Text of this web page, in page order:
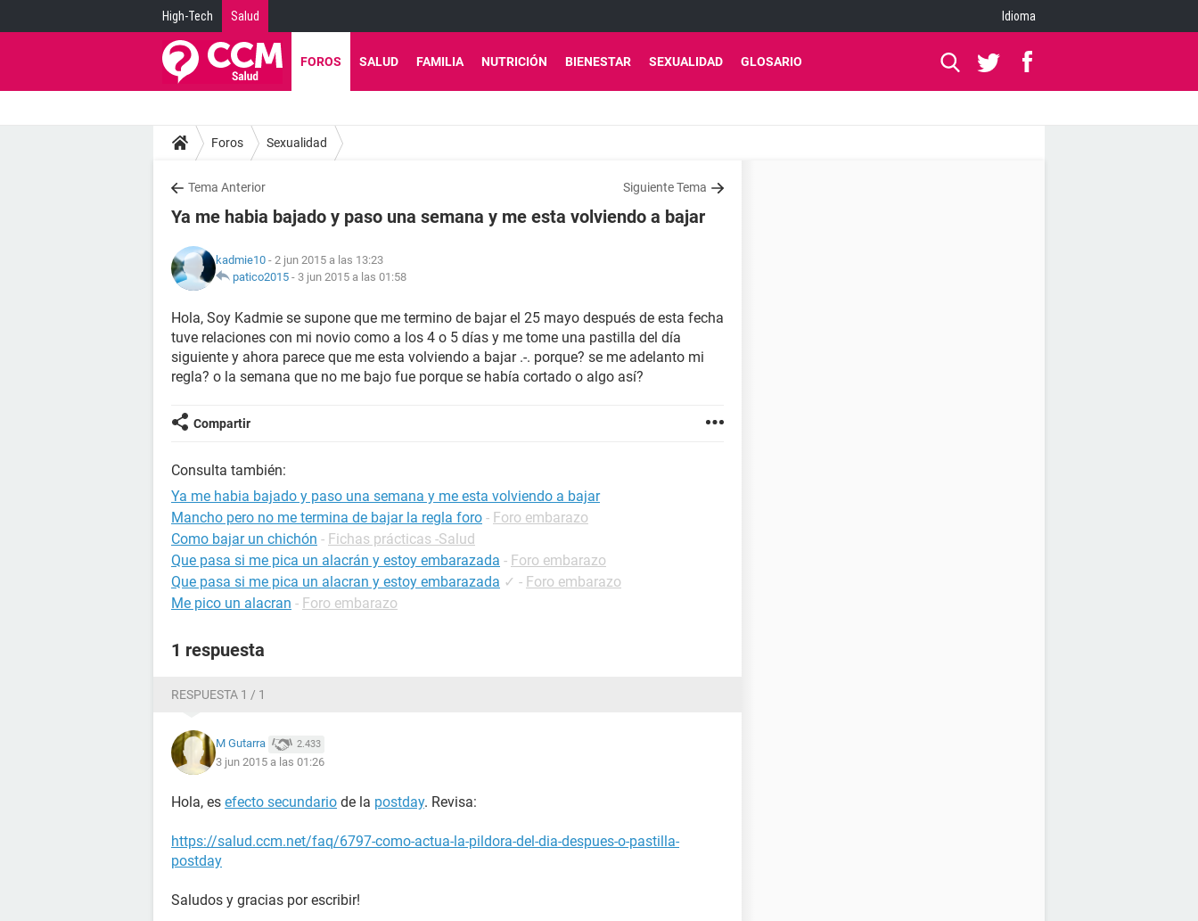
High-Tech Salud Idioma
FOROS SALUD FAMILIA NUTRICIÓN BIENESTAR SEXUALIDAD GLOSARIO
Foros Sexualidad
Tema Anterior Siguiente Tema
Ya me habia bajado y paso una semana y me esta volviendo a bajar
kadmie10 - 2 jun 2015 a las 13:23
patico2015 - 3 jun 2015 a las 01:58
Hola, Soy Kadmie se supone que me termino de bajar el 25 mayo después de esta fecha
tuve relaciones con mi novio como a los 4 o 5 días y me tome una pastilla del día
siguiente y ahora parece que me esta volviendo a bajar .-. porque? se me adelanto mi
regla? o la semana que no me bajo fue porque se había cortado o algo así?
Compartir
Consulta también:
Ya me habia bajado y paso una semana y me esta volviendo a bajar
Mancho pero no me termina de bajar la regla foro - Foro embarazo
Como bajar un chichón - Fichas prácticas -Salud
Que pasa si me pica un alacrán y estoy embarazada - Foro embarazo
Que pasa si me pica un alacran y estoy embarazada ✓ - Foro embarazo
Me pico un alacran - Foro embarazo
1 respuesta
RESPUESTA 1 / 1
M Gutarra 2.433
3 jun 2015 a las 01:26
Hola, es efecto secundario de la postday. Revisa:
https://salud.ccm.net/faq/6797-como-actua-la-pildora-del-dia-despues-o-pastilla-
postday
Saludos y gracias por escribir!